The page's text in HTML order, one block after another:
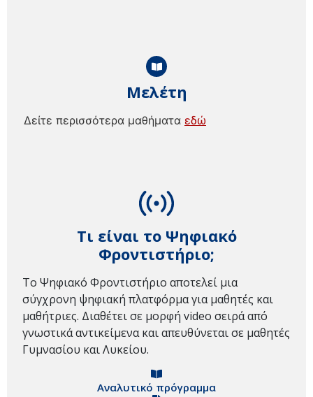
Τι είναι το Ψηφιακό
Φροντιστήριο;
Το Ψηφιακό Φροντιστήριο αποτελεί μια
σύγχρονη ψηφιακή πλατφόρμα για μαθητές και
μαθήτριες. Διαθέτει σε μορφή video σειρά από
γνωστικά αντικείμενα και απευθύνεται σε μαθητές
Γυμνασίου και Λυκείου.
Αναλυτικό πρόγραμμα
Μελέτη
Δείτε περισσότερα μαθήματα εδώ